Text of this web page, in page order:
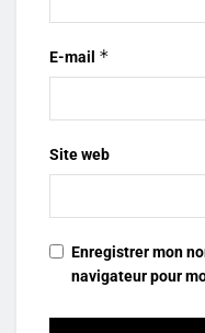
E-mail *
Site web
Enregistrer mon
navigateur pour